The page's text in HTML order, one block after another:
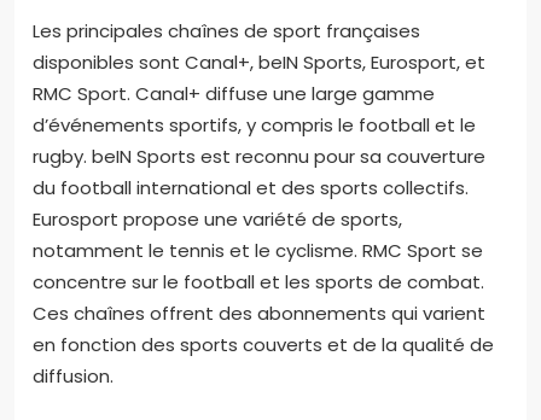
Les principales chaînes de sport françaises
disponibles sont Canal+, beIN Sports, Eurosport, et
RMC Sport. Canal+ diffuse une large gamme
d’événements sportifs, y compris le football et le
rugby. beIN Sports est reconnu pour sa couverture
du football international et des sports collectifs.
Eurosport propose une variété de sports,
notamment le tennis et le cyclisme. RMC Sport se
concentre sur le football et les sports de combat.
Ces chaînes offrent des abonnements qui varient
en fonction des sports couverts et de la qualité de
diffusion.